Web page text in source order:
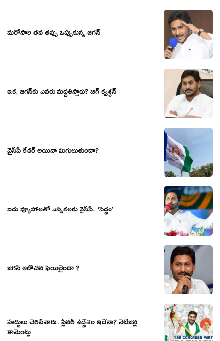
మరోసారి తన తప్పు ఒప్పుకున్న జగన్
ఇక‌, జ‌గ‌న్‌కు ఎవ‌రు మ‌ద్ద‌తిస్తారు? బిగ్ క్వ‌శ్చ‌న్‌
వైసీపీ కేడ‌ర్ అయినా మిగులుతుందా?
ఐదు వ్యూహాల‌తో ఎన్నిక‌ల‌కు వైసీపీ.. ‘సిద్ధం’
జగన్ ఆలోచన ఫెయిలైందా ?
హ‌ద్దులు చెరిపేశారు.. ప్లీన‌రీ ఉద్దేశం ఇదేనా? నెటిజ‌న్ల
కామెంట్లు